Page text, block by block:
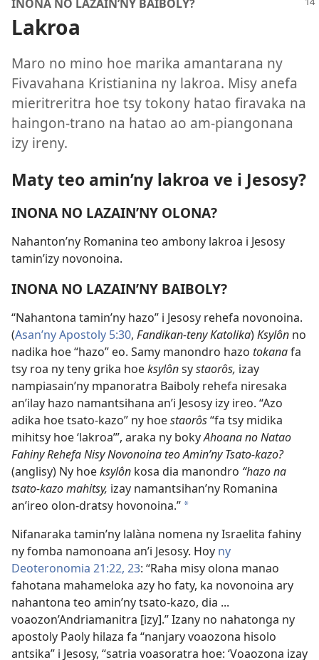
INONA NO LAZAIN’NY BAIBOLY?
Lakroa
Maro no mino hoe marika amantarana ny
Fivavahana Kristianina ny lakroa. Misy anefa
mieritreritra hoe tsy tokony hatao firavaka na
haingon-trano na hatao ao am-piangonana
izy ireny.
Maty teo amin’ny lakroa ve i Jesosy?
INONA NO LAZAIN’NY OLONA?
Nahanton’ny Romanina teo ambony lakroa i Jesosy
tamin’izy novonoina.
INONA NO LAZAIN’NY BAIBOLY?
“Nahantona tamin’ny hazo” i Jesosy rehefa novonoina.
(Asan’ny Apostoly 5:30, Fandikan-teny Katolika)Ksylôn no
nadika hoe “hazo” eo. Samy manondro hazo tokanafa
tsy roa ny teny grika hoeksylônsystaorôs, izay
nampiasain’ny mpanoratra Baiboly rehefa niresaka
an’ilay hazo namantsihana an’i Jesosy izy ireo. “Azo
adika hoe tsato-kazo” ny hoestaorôs“fa tsy midika
mihitsy hoe ‘lakroa’”, araka ny bokyAhoana no Natao
Fahiny Rehefa Nisy Novonoina teo Amin’ny Tsato-kazo?
(anglisy) Ny hoeksylôn kosa dia manondro “hazo na
tsato-kazo mahitsy, izay namantsihan’ny Romanina
an’ireo olon-dratsy hovonoina.” *
Nifanaraka tamin’ny lalàna nomena ny Israelita fahiny
ny fomba namonoana an’i Jesosy. Hoy ny
Deoteronomia 21:22, 23: “Raha misy olona manao
fahotana mahameloka azy ho faty, ka novonoina ary
nahantona teo amin’ny tsato-kazo, dia ...
voaozon’Andriamanitra [izy].” Izany no nahatonga ny
apostoly Paoly hilaza fa “nanjary voaozona hisolo
antsika” i Jesosy, “satria voasoratra hoe: ‘Voaozona izay